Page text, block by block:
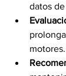
datos
motores.